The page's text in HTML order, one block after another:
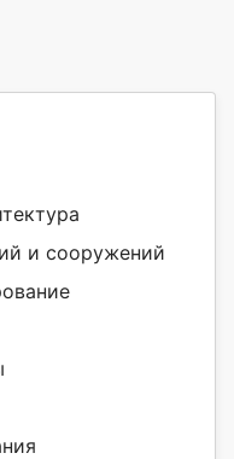
и сооружений